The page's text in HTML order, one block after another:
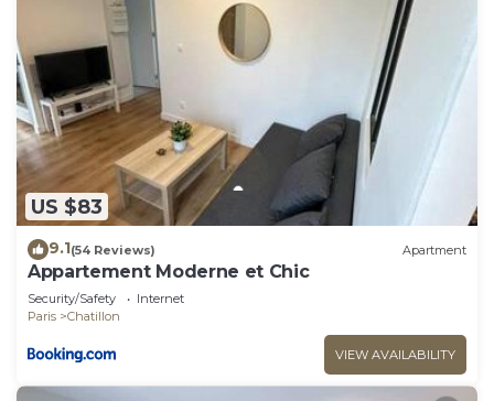
US $83
9.1(54 Reviews) Apartment
Appartement Moderne et Chic
Security/Safety
Internet
Paris
Chatillon
VIEW AVAILABILITY